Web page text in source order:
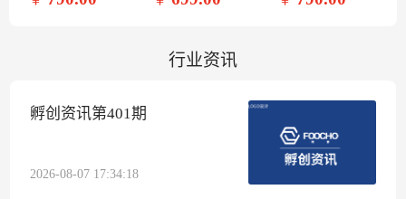
行业资讯
孵创资讯第401期
2026-08-07 17:34:18